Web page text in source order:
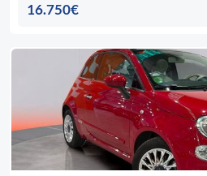
16.750€